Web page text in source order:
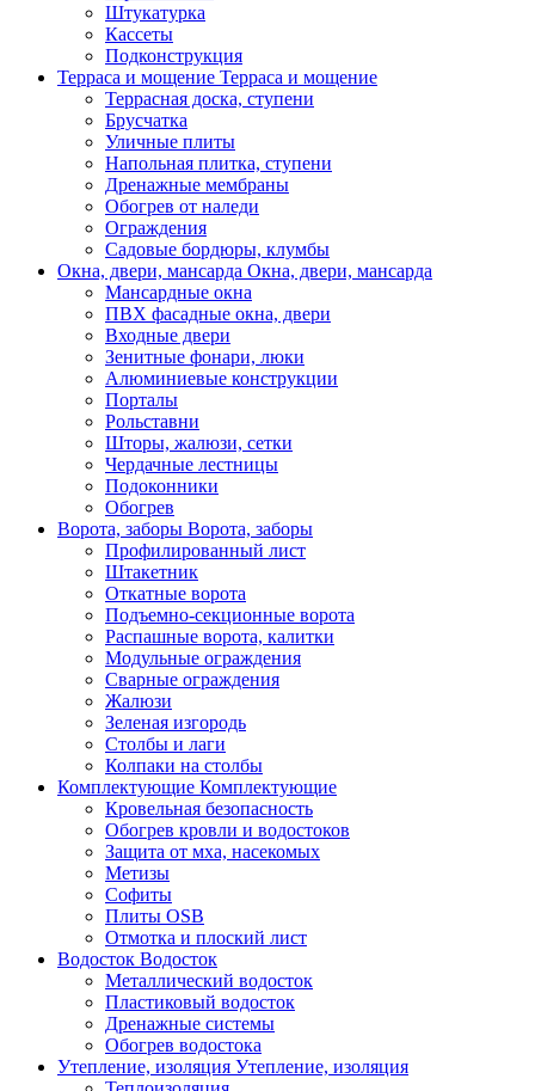
Штукатурка
Кассеты
Подконструкция
Терраса и мощение Терраса и мощение
Террасная доска, ступени
Брусчатка
Уличные плиты
Напольная плитка, ступени
Дренажные мембраны
Обогрев от наледи
Ограждения
Садовые бордюры, клумбы
Окна, двери, мансарда Окна, двери, мансарда
Мансардные окна
ПВХ фасадные окна, двери
Входные двери
Зенитные фонари, люки
Алюминиевые конструкции
Порталы
Рольставни
Шторы, жалюзи, сетки
Чердачные лестницы
Подоконники
Обогрев
Ворота, заборы Ворота, заборы
Профилированный лист
Штакетник
Откатные ворота
Подъемно-секционные ворота
Распашные ворота, калитки
Модульные ограждения
Сварные ограждения
Жалюзи
Зеленая изгородь
Столбы и лаги
Колпаки на столбы
Комплектующие Комплектующие
Кровельная безопасность
Обогрев кровли и водостоков
Защита от мха, насекомых
Метизы
Софиты
Плиты OSB
Отмотка и плоский лист
Водосток Водосток
Металлический водосток
Пластиковый водосток
Дренажные системы
Обогрев водостока
Утепление, изоляция Утепление, изоляция